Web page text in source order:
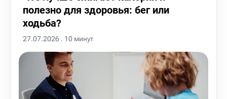
полезно для здоровья: бег или
ходьба?
27.07.2026 . 10 минут